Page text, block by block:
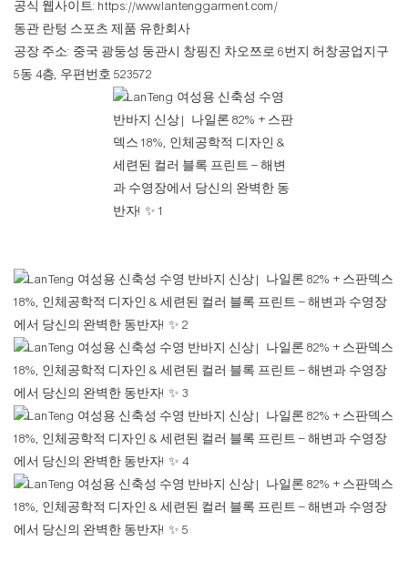
공식 웹사이트: https://www.lantenggarment.com/
동관 란텅 스포츠 제품 유한회사
공장 주소: 중국 광둥성 둥관시 창핑진 차오쯔로 6번지 허창공업지구
5동 4층, 우편번호 523572